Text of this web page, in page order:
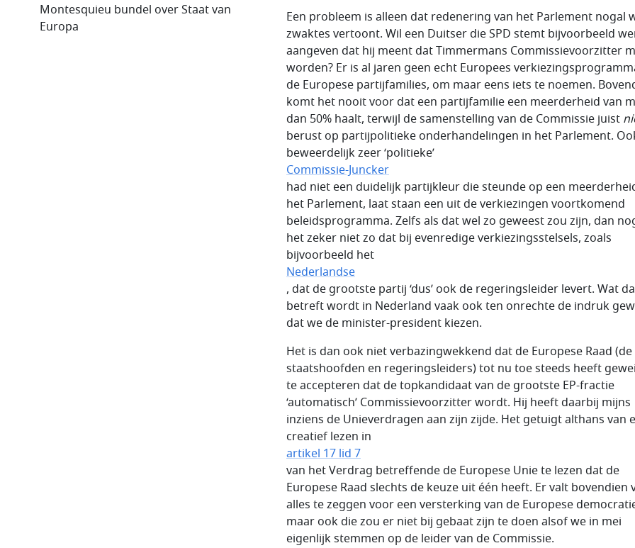
Een probleem is alleen dat redenering van het Parlement nogal
zwaktes vertoont. Wil een Duitser die SPD stemt bijvoorbeeld
aangeven dat hij meent dat Timmermans Commissievoorzitter
worden? Er is al jaren geen echt Europees
de Europese partijfamilies, om maar eens iets te noemen.
komt het nooit voor dat een partijfamilie een meerderheid van
dan 50% haalt, terwijl de samenstelling van de Commissie juist
berust op partijpolitieke onderhandelingen in het Parlement.
beweerdelijk zeer ‘politieke’
Commissie-Juncker
had niet een duidelijk partijkleur die steunde op een
het Parlement, laat staan een uit de verkiezingen voortkomend
beleidsprogramma. Zelfs als dat wel zo geweest zou zijn, dan
het zeker niet zo dat bij evenredige verkiezingsstelsels, zoals
bijvoorbeeld het
Nederlandse
, dat de grootste partij ‘dus’ ook de regeringsleider levert. Wat
betreft wordt in Nederland vaak ook ten onrechte de indruk
dat we de minister-president kiezen.
Het is dan ook niet verbazingwekkend dat de Europese Raad (de
staatshoofden en regeringsleiders) tot nu toe steeds heeft
te accepteren dat de topkandidaat van de grootste EP-fractie
‘automatisch’ Commissievoorzitter wordt. Hij heeft daarbij mijns
inziens de Unieverdragen aan zijn zijde. Het getuigt althans van
creatief lezen in
artikel 17 lid 7
van het Verdrag betreffende de Europese Unie te lezen dat de
Europese Raad slechts de keuze uit één heeft. Er valt bovendien
alles te zeggen voor een versterking van de Europese
maar ook die zou er niet bij gebaat zijn te doen alsof we in mei
eigenlijk stemmen op de leider van de Commissie.
Montesquieu bundel over Staat van
Europa